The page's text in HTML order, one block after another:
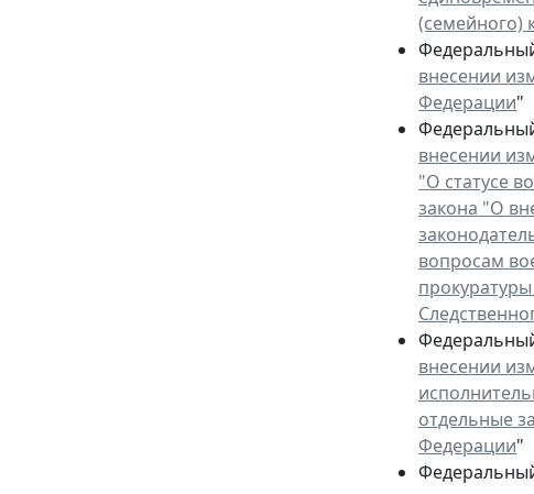
(семейного)
внесении
Федерации"
внесении
"О статусе
закона "О
вопросам
внесении
отдельные
Федерации"